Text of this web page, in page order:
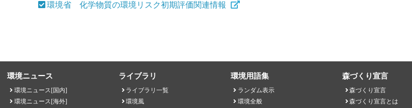
環境省 化学物質の環境リスク初期評価関連情報
環境ニュース
環境ニュース[国内]
環境ニュース[海外]
ライブラリ
ライブラリ一覧
環境風
環境用語集
ランダム表示
環境全般
森づくり宣言
森づくり宣言
森づくり宣言とは